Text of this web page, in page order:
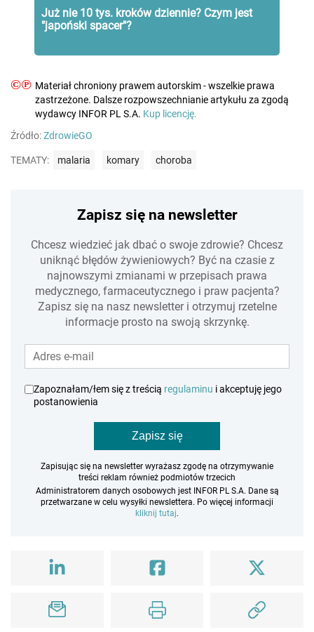
Już nie 10 tys. kroków dziennie? Czym jest
"japoński spacer"?
©℗ Materiał chroniony prawem autorskim - wszelkie prawa
zastrzeżone. Dalsze rozpowszechnianie artykułu za zgodą
wydawcy INFOR PL S.A. Kup licencję.
Źródło:ZdrowieGO
TEMATY: malaria komary choroba
Zapisz się na newsletter
Chcesz wiedzieć jak dbać o swoje zdrowie? Chcesz
uniknąć błędów żywieniowych? Być na czasie z
najnowszymi zmianami w przepisach prawa
medycznego, farmaceutycznego i praw pacjenta?
Zapisz się na nasz newsletter i otrzymuj rzetelne
informacje prosto na swoją skrzynkę.
Zapoznałam/łem się z treścią regulaminu i akceptuję jego
postanowienia
Zapisz się
Zapisując się na newsletter wyrażasz zgodę na otrzymywanie
treści reklam również podmiotów trzecich
Administratorem danych osobowych jest INFOR PL S.A. Dane są
przetwarzane w celu wysyłki newslettera. Po więcej informacji
kliknij tutaj.